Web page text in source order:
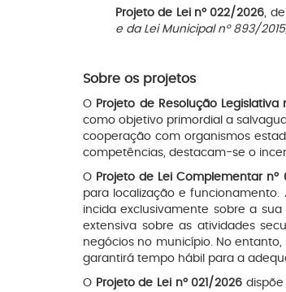
Projeto de Lei nº 022/2026 ,
e da Lei Municipal nº 893/
Sobre os projetos
O Projeto de Resolução Legislativa
como objetivo primordial a
cooperação com organismos
competências, destacam-se o
O Projeto de Lei Complementar nº
para localização e
incida exclusivamente sobre a
extensiva sobre as atividades
negócios no município. No
garantirá tempo hábil para a
O Projeto de Lei nº 021/2026